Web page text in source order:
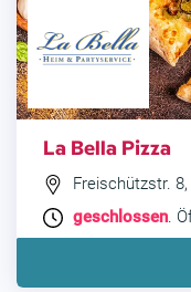
La Bella Pizza
Freischützstr.
geschlossen.